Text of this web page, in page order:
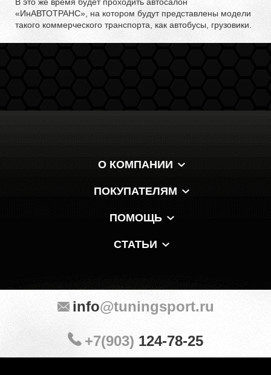
«ИнАВТОТРАНС», на котором будут представлены модели
такого коммерческого транспорта, как автобусы, грузовики.
О КОМПАНИИ
ПОКУПАТЕЛЯМ
ПОМОЩЬ
СТАТЬИ
info@tuningsport.ru
+7(903) 124-78-25